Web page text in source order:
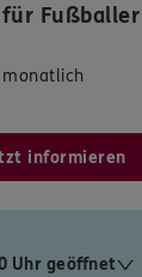
Fußballer
monatlich
informieren
Uhr geöffnet